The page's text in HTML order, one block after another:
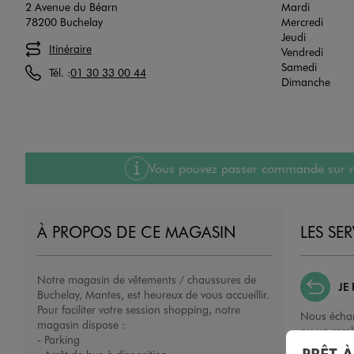
2 Avenue du Béarn
78200 Buchelay
Itinéraire
Tél. :01 30 33 00 44
Mardi
Mercredi
Jeudi
Vendredi
Samedi
Dimanche
Vous pouvez passer commande
À PROPOS DE CE MAGASIN
Notre magasin de vêtements / chaussures de
Buchelay, Mantes, est heureux de vous accueillir.
Pour faciliter votre session shopping, notre
magasin dispose :
- Parking
LES
JE
Nous
ou un
porté,